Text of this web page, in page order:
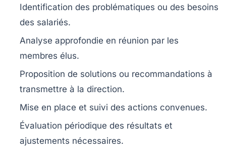
Identification des problématiques ou des besoins
des salariés.
Analyse approfondie en réunion par les
membres élus.
Proposition de solutions ou recommandations à
transmettre à la direction.
Mise en place et suivi des actions convenues.
Évaluation périodique des résultats et
ajustements nécessaires.